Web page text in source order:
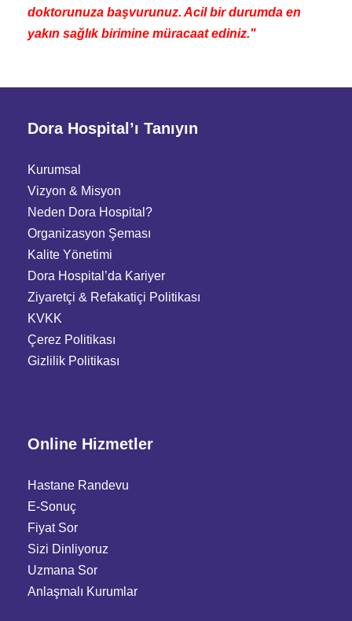
doktorunuza başvurunuz. Acil bir durumda en
yakın sağlık birimine müracaat ediniz."
Dora Hospital’ı Tanıyın
Kurumsal
Vizyon & Misyon
Neden Dora Hospital?
Organizasyon Şeması
Kalite Yönetimi
Dora Hospital’da Kariyer
Ziyaretçi & Refakatiçi Politikası
KVKK
Çerez Politikası
Gizlilik Politikası
Online Hizmetler
Hastane Randevu
E-Sonuç
Fiyat Sor
Sizi Dinliyoruz
Uzmana Sor
Anlaşmalı Kurumlar